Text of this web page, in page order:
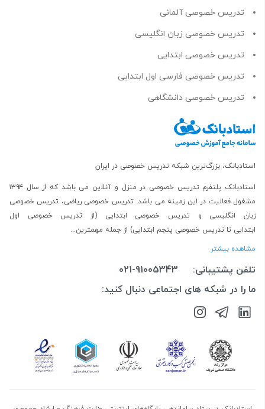
تدریس خصوصی آلمانی
تدریس خصوصی زبان انگلیسی
تدریس خصوصی ابتدایی
تدریس خصوصی فارسی اول ابتدایی
تدریس خصوصی دانشگاهی
استادبانک، بزرگ‌ترین شبکه تدریس خصوصی در ایران
استادبانک پلتفرم تدریس خصوصی در منزل و آنلاین
می باشد که از سال ۱۳۹۴
مشغول فعالیت در این زمینه می باشد.تدریس خصوصی ریاضی، تدریس خصوصی
زبان انگلیسی و تدریس خصوصی ابتدایی (از
تدریس خصوصی اول
ابتدایی تا تدریس خصوصی پنجم ابتدایی) از جمله مهمترین...
مشاهده بیشتر
تلفن پشتیبانی:
021-91005343
ما را در شبکه های اجتماعی دنبال کنید: